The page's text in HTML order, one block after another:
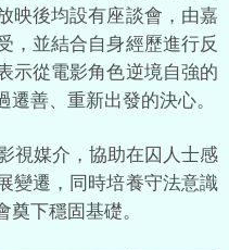
映後均設有座談會，由嘉
，並結合自身經歷進行反
示從電影角色逆境自強的
善、重新出發的決心。
視媒介，協助在囚人士感
變遷，同時培養守法意識
下穩固基礎。